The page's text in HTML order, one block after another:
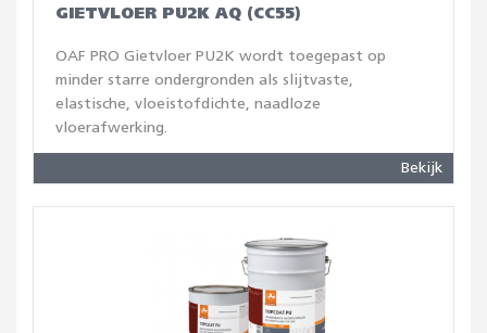
GIETVLOER PU2K AQ (CC55)
OAF PRO Gietvloer PU2K wordt toegepast op
minder starre ondergronden als slijtvaste,
elastische, vloeistofdichte, naadloze
vloerafwerking.
Bekijk